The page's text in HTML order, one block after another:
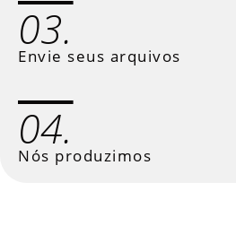
03.
Envie seus arquivos
04.
Nós produzimos